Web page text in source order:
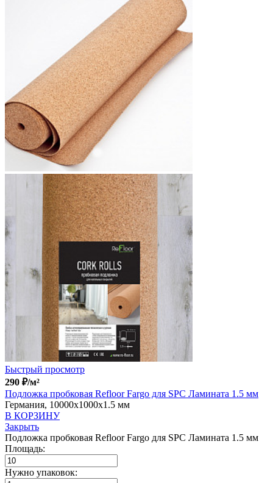
Быстрый просмотр
290 ₽/м²
Подложка пробковая Refloor Fargo для SPC Ламината 1.5 мм
Германия, 10000x1000x1.5 мм
В КОРЗИНУ
Закрыть
Подложка пробковая Refloor Fargo для SPC Ламината 1.5 мм
Площадь:
Нужно упаковок: